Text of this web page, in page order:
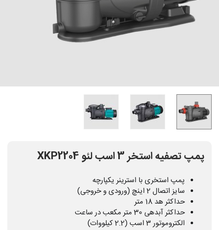
پمپ تصفیه استخر 3 اسب لئو XKP2204
پمپ استخری با استرینر یکپارچه
سایز اتصال 2 اینچ (ورودی و خروجی)
حداکثر هد 18 متر
حداکثر آبدهی 30 متر مکعب در ساعت
الکتروموتور 3 اسب (2.2 کیلووات)